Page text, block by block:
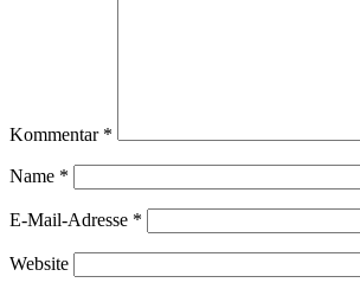
Kommentar *
Name *
E-Mail-Adresse *
Website